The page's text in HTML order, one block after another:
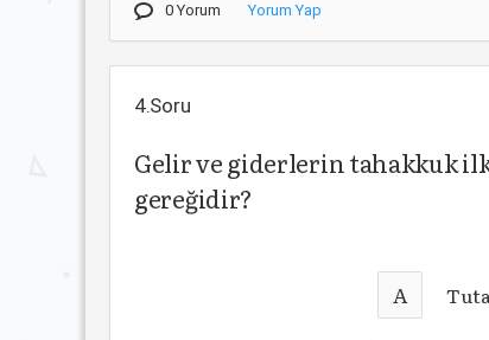
0 Yorum Yorum Yap
4.Soru
Gelir ve giderlerin tahakkuk
gereğidir?
A